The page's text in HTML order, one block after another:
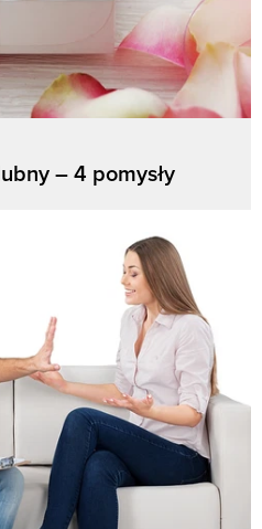
– 4 pomysły